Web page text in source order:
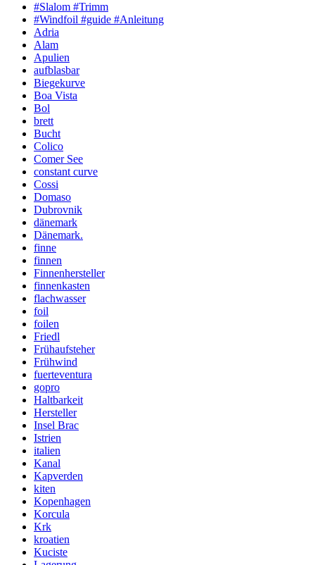
#Slalom #Trimm
#Windfoil #guide #Anleitung
Adria
Alam
Apulien
aufblasbar
Biegekurve
Boa Vista
Bol
brett
Bucht
Colico
Comer See
constant curve
Cossi
Domaso
Dubrovnik
dänemark
Dänemark.
finne
finnen
Finnenhersteller
finnenkasten
flachwasser
foil
foilen
Friedl
Frühaufsteher
Frühwind
fuerteventura
gopro
Haltbarkeit
Hersteller
Insel Brac
Istrien
italien
Kanal
Kapverden
kiten
Kopenhagen
Korcula
Krk
kroatien
Kuciste